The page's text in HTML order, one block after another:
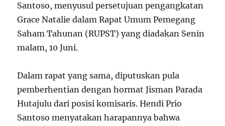
Santoso, menyusul persetujuan pengangkatan
Grace Natalie dalam Rapat Umum Pemegang
Saham Tahunan (RUPST) yang diadakan Senin
malam, 10 Juni.
Dalam rapat yang sama, diputuskan pula
pemberhentian dengan hormat Jisman Parada
Hutajulu dari posisi komisaris. Hendi Prio
Santoso menyatakan harapannya bahwa